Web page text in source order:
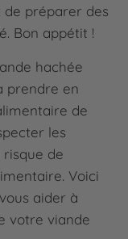
préparer des
Bon appétit !
hachée
prendre en
de
les
de
Voici
aider à
votre viande